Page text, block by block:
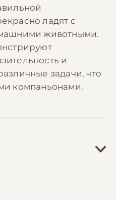
ладят с
животными.
и
задачи, что
компаньонами.